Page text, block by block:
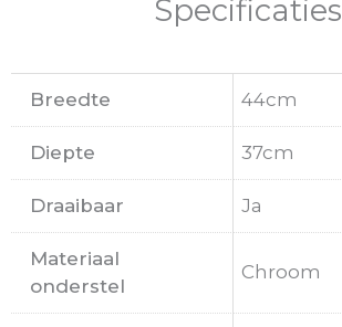
Specificaties
Breedte 44cm
Diepte 37cm
Draaibaar Ja
Materiaal
onderstel
Chroom